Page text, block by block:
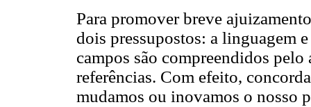
Para promover breve
dois pressupostos: a linguagem
campos são compreendidos
referências. Com efeito,
mudamos ou inovamos o nosso